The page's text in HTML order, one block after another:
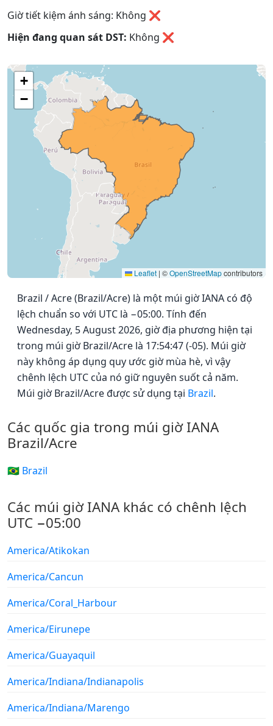
Giờ tiết kiệm ánh sáng: Không ❌
Hiện đang quan sát DST: Không ❌
+
−
Leaflet | ©OpenStreetMapcontributors
Brazil / Acre (Brazil/Acre) là một múi giờ IANA có độ
lệch chuẩn so với UTC là −05:00. Tính đến
Wednesday, 5 August 2026, giờ địa phương hiện tại
trong múi giờ Brazil/Acre là 17:54:47 (-05). Múi giờ
này không áp dụng quy ước giờ mùa hè, vì vậy
chênh lệch UTC của nó giữ nguyên suốt cả năm.
Múi giờ Brazil/Acre được sử dụng tại Brazil.
Các quốc gia trong múi giờ IANA
Brazil/Acre
🇧🇷 Brazil
Các múi giờ IANA khác có chênh lệch
UTC −05:00
America/Atikokan
America/Cancun
America/Coral_Harbour
America/Eirunepe
America/Guayaquil
America/Indiana/Indianapolis
America/Indiana/Marengo